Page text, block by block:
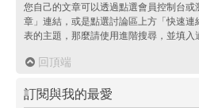
您自己的文章可以透過點選會員控制台
章」連結，或是點選討論區上方「快速
表的主題，那麼請使用進階搜尋，並填入
回頂端
訂閱與我的最愛